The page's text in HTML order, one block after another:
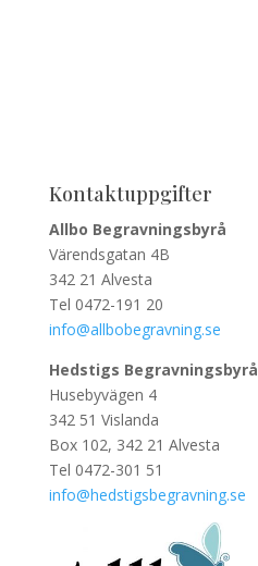
Kontaktuppgifter
Allbo Begravningsbyrå
Värendsgatan 4B
342 21 Alvesta
Tel 0472-191 20
info@allbobegravning.se
Hedstigs Begravningsbyrå
Husebyvägen 4
342 51 Vislanda
Box 102, 342 21 Alvesta
Tel 0472-301 51
info@hedstigsbegravning.se